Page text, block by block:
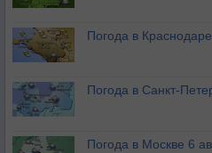
Погода в Краснодаре
Погода в Санкт-
Погода в Москве 6